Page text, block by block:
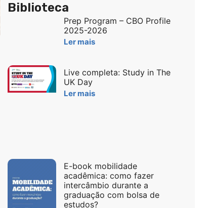
Biblioteca
Prep Program – CBO Profile
2025-2026
Ler mais
Live completa: Study in The
UK Day
Ler mais
E-book mobilidade
acadêmica: como fazer
intercâmbio durante a
graduação com bolsa de
estudos?